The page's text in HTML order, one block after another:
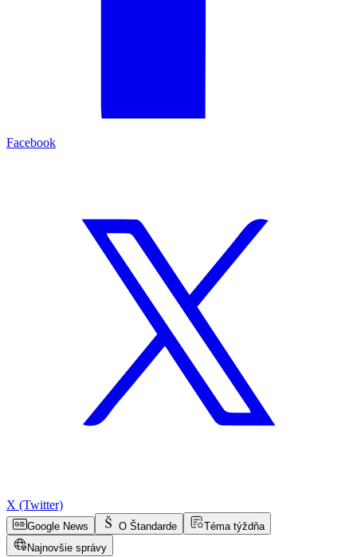
Facebook
X (Twitter)
Google News O Štandarde
Téma týždňa
Najnovšie správy